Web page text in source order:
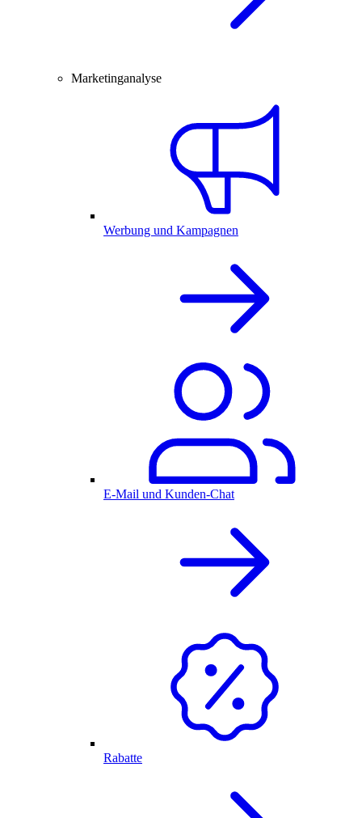
Marketinganalyse
Werbung und Kampagnen
E-Mail und Kunden-Chat
Rabatte